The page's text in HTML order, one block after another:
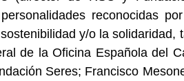
reconocidas
y/o la
de la Oficina Española del
Seres; Francisco